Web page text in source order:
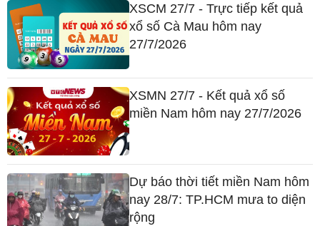
XSCM 27/7 - Trực tiếp kết quả
xổ số Cà Mau hôm nay
27/7/2026
XSMN 27/7 - Kết quả xổ số
miền Nam hôm nay 27/7/2026
Dự báo thời tiết miền Nam hôm
nay 28/7: TP.HCM mưa to diện
rộng